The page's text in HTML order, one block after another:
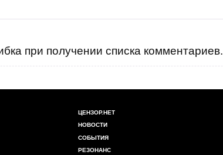
при получении списка комментариев.
ЦЕНЗОР.НЕТ
НОВОСТИ
СОБЫТИЯ
РЕЗОНАНС